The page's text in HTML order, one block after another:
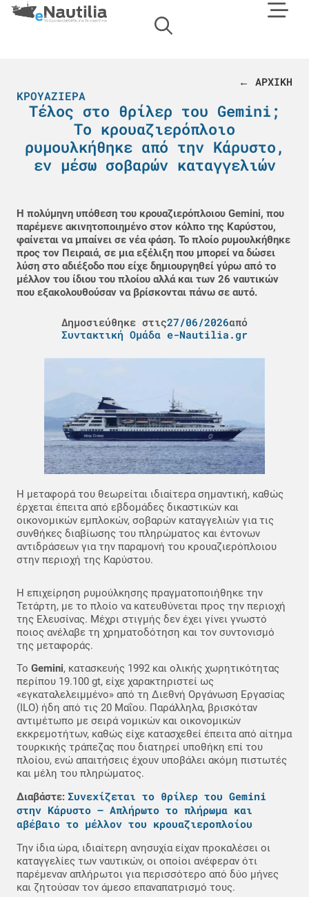
← ΑΡΧΙΚΗ
ΚΡΟΥΑΖΙΈΡΑ
Τέλος στο θρίλερ του Gemini;
Το κρουαζιερόπλοιο
ρυμουλκήθηκε από την Κάρυστο,
εν μέσω σοβαρών καταγγελιών
Η πολύμηνη υπόθεση του κρουαζιερόπλοιου Gemini, που
παρέμενε ακινητοποιημένο στον κόλπο της Καρύστου,
φαίνεται να μπαίνει σε νέα φάση. Το πλοίο ρυμουλκήθηκε
προς τον Πειραιά, σε μια εξέλιξη που μπορεί να δώσει
λύση στο αδιέξοδο που είχε δημιουργηθεί γύρω από το
μέλλον του ίδιου του πλοίου αλλά και των 26 ναυτικών
που εξακολουθούσαν να βρίσκονται πάνω σε αυτό.
Δημοσιεύθηκε στις27/06/2026από
Συντακτική Ομάδα e-Nautilia.gr
Η μεταφορά του θεωρείται ιδιαίτερα σημαντική, καθώς
έρχεται έπειτα από εβδομάδες δικαστικών και
οικονομικών εμπλοκών, σοβαρών καταγγελιών για τις
συνθήκες διαβίωσης του πληρώματος και έντονων
αντιδράσεων για την παραμονή του κρουαζιερόπλοιου
στην περιοχή της Καρύστου.
Η επιχείρηση ρυμούλκησης πραγματοποιήθηκε την
Τετάρτη, με το πλοίο να κατευθύνεται προς την περιοχή
της Ελευσίνας. Μέχρι στιγμής δεν έχει γίνει γνωστό
ποιος ανέλαβε τη χρηματοδότηση και τον συντονισμό
της μεταφοράς.
Το Gemini, κατασκευής 1992 και ολικής χωρητικότητας
περίπου 19.100 gt, είχε χαρακτηριστεί ως
«εγκαταλελειμμένο» από τη Διεθνή Οργάνωση Εργασίας
(ILO) ήδη από τις 20 Μαΐου. Παράλληλα, βρισκόταν
αντιμέτωπο με σειρά νομικών και οικονομικών
εκκρεμοτήτων, καθώς είχε κατασχεθεί έπειτα από αίτημα
τουρκικής τράπεζας που διατηρεί υποθήκη επί του
πλοίου, ενώ απαιτήσεις έχουν υποβάλει ακόμη πιστωτές
και μέλη του πληρώματος.
Διαβάστε: Συνεχίζεται το θρίλερ του Gemini
στην Κάρυστο – Απλήρωτο το πλήρωμα και
αβέβαιο το μέλλον του κρουαζιεροπλοίου
Την ίδια ώρα, ιδιαίτερη ανησυχία είχαν προκαλέσει οι
καταγγελίες των ναυτικών, οι οποίοι ανέφεραν ότι
παρέμεναν απλήρωτοι για περισσότερο από δύο μήνες
και ζητούσαν τον άμεσο επαναπατρισμό τους.